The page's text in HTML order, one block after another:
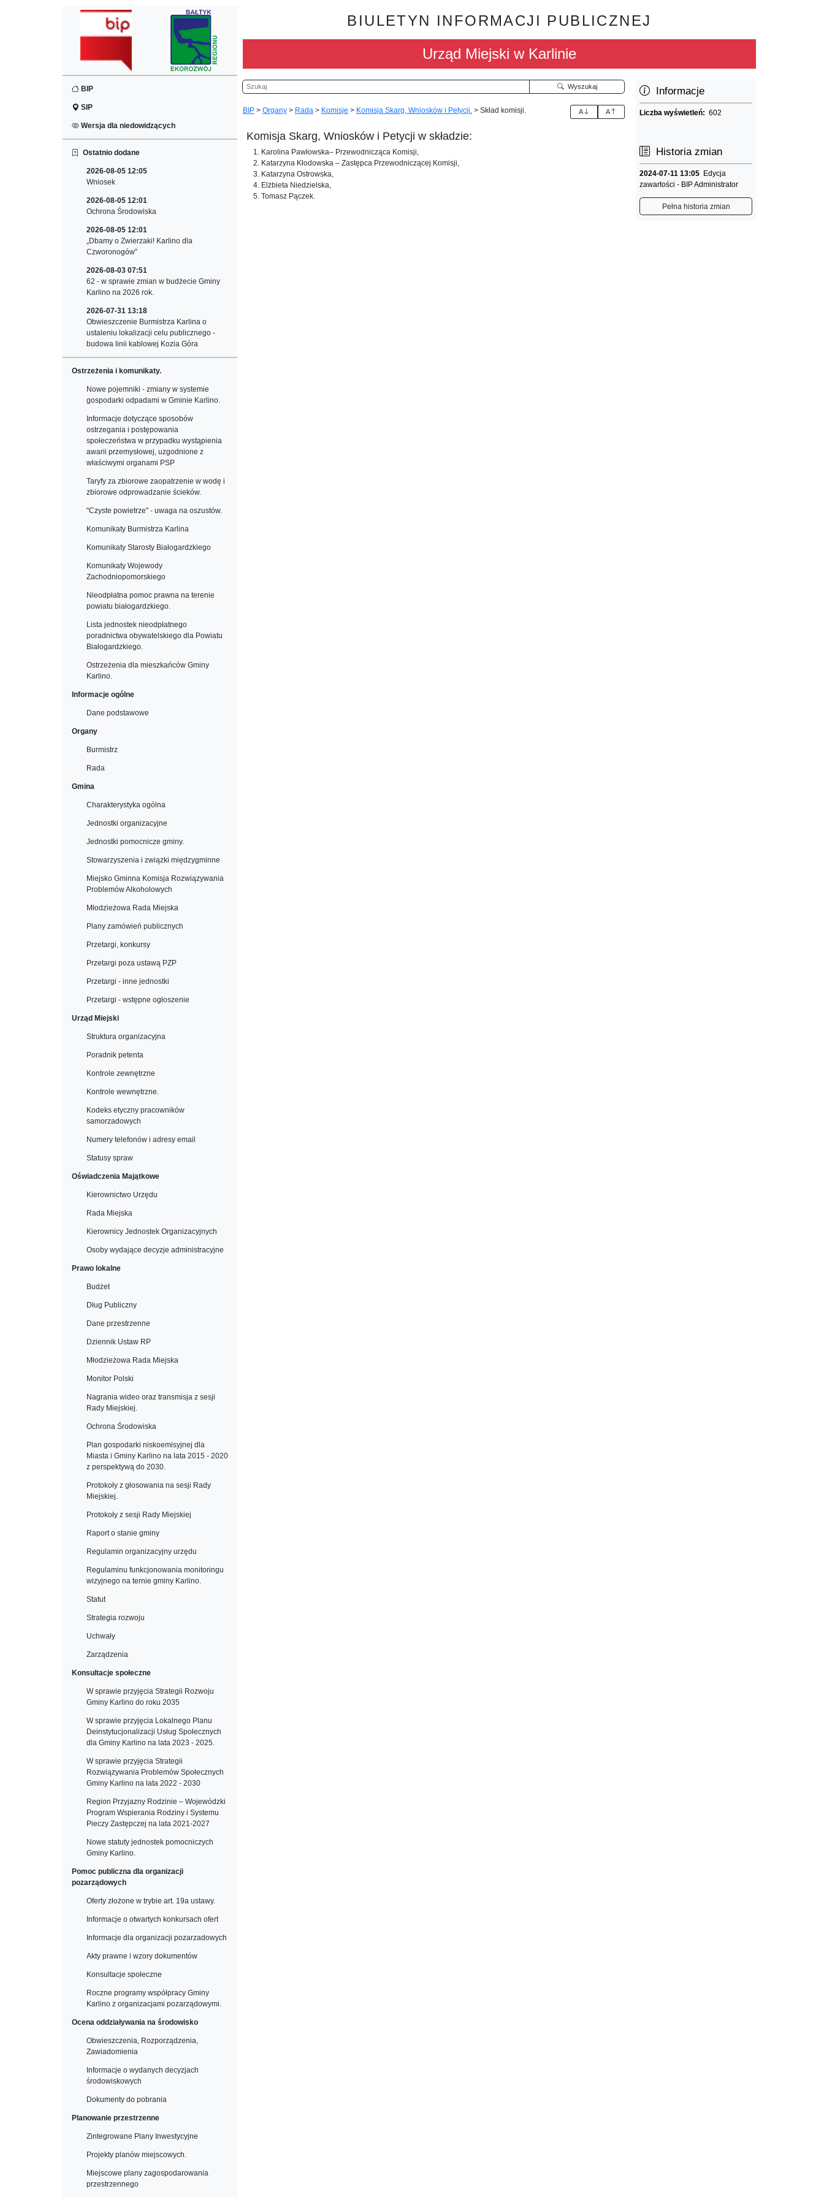
BIP
SIP
Wersja dla niedowidzących
Ostatnio dodane
2026-08-05 12:05
Wniosek
2026-08-05 12:01
Ochrona Środowiska
2026-08-05 12:01
„Dbamy o Zwierzaki! Karlino dla
Czworonogów”
2026-08-03 07:51
62 - w sprawie zmian w budżecie Gminy
Karlino na 2026 rok.
2026-07-31 13:18
Obwieszczenie Burmistrza Karlina o
ustaleniu lokalizacji celu publicznego -
budowa linii kablowej Kozia Góra
Ostrzeżenia i komunikaty.
Nowe pojemniki - zmiany w systemie
gospodarki odpadami w Gminie Karlino.
Informacje dotyczące sposobów
ostrzegania i postępowania
społeczeństwa w przypadku wystąpienia
awarii przemysłowej, uzgodnione z
właściwymi organami PSP
Taryfy za zbiorowe zaopatrzenie w wodę i
zbiorowe odprowadzanie ścieków.
"Czyste powietrze" - uwaga na oszustów.
Komunikaty Burmistrza Karlina
Komunikaty Starosty Białogardzkiego
Komunikaty Wojewody
Zachodniopomorskiego
Nieodpłatna pomoc prawna na terenie
powiatu białogardzkiego.
Lista jednostek nieodpłatnego
poradnictwa obywatelskiego dla Powiatu
Białogardzkiego.
Ostrzeżenia dla mieszkańców Gminy
Karlino.
Informacje ogólne
Dane podstawowe
Organy
Burmistrz
Rada
Gmina
Charakterystyka ogólna
Jednostki organizacyjne
Jednostki pomocnicze gminy.
Stowarzyszenia i związki międzygminne
Miejsko Gminna Komisja Rozwiązywania
Problemów Alkoholowych
Młodzieżowa Rada Miejska
Plany zamówień publicznych
Przetargi, konkursy
Przetargi poza ustawą PZP
Przetargi - inne jednostki
Przetargi - wstępne ogłoszenie
Urząd Miejski
Struktura organizacyjna
Poradnik petenta
Kontrole zewnętrzne
Kontrole wewnętrzne.
Kodeks etyczny pracowników
samorzadowych
Numery telefonów i adresy email
Statusy spraw
Oświadczenia Majątkowe
Kierownictwo Urzędu
Rada Miejska
Kierownicy Jednostek Organizacyjnych
Osoby wydające decyzje administracyjne
Prawo lokalne
Budżet
Dług Publiczny
Dane przestrzenne
Dziennik Ustaw RP
Młodzieżowa Rada Miejska
Monitor Polski
Nagrania wideo oraz transmisja z sesji
Rady Miejskiej.
Ochrona Środowiska
Plan gospodarki niskoemisyjnej dla
Miasta i Gminy Karlino na lata 2015 - 2020
z perspektywą do 2030.
Protokoły z głosowania na sesji Rady
Miejskiej.
Protokoły z sesji Rady Miejskiej
Raport o stanie gminy
Regulamin organizacyjny urzędu
Regulaminu funkcjonowania monitoringu
wizyjnego na ternie gminy Karlino.
Statut
Strategia rozwoju
Uchwały
Zarządzenia
Konsultacje społeczne
W sprawie przyjęcia Strategii Rozwoju
Gminy Karlino do roku 2035
W sprawie przyjęcia Lokalnego Planu
Deinstytucjonalizacji Usług Społecznych
dla Gminy Karlino na lata 2023 - 2025.
W sprawie przyjęcia Strategii
Rozwiązywania Problemów Społecznych
Gminy Karlino na lata 2022 - 2030
Region Przyjazny Rodzinie – Wojewódzki
Program Wspierania Rodziny i Systemu
Pieczy Zastępczej na lata 2021-2027
Nowe statuty jednostek pomocniczych
Gminy Karlino.
Pomoc publiczna dla organizacji
pozarządowych
Oferty złożone w trybie art. 19a ustawy.
Informacje o otwartych konkursach ofert
Informacje dla organizacji pozarzadowych
Akty prawne i wzory dokumentów
Konsultacje społeczne
Roczne programy współpracy Gminy
Karlino z organizacjami pozarządowymi.
Ocena oddziaływania na środowisko
Obwieszczenia, Rozporządzenia,
Zawiadomienia
Informacje o wydanych decyzjach
środowiskowych
Dokumenty do pobrania
Planowanie przestrzenne
Zintegrowane Plany Inwestycyjne
Projekty planów miejscowych.
Miejscowe plany zagospodarowania
przestrzennego
BIULETYN INFORMACJI PUBLICZNEJ
Urząd Miejski w Karlinie
Szukaj Wyszukaj
BIP > Organy > Rada > Komisje > Komisja Skarg, Wniosków i Petycji. > Skład komisji. A A
Komisja Skarg, Wniosków i Petycji w składzie:
Karolina Pawłowska– Przewodnicząca Komisji,
Katarzyna Kłodowska – Zastępca Przewodniczącej Komisji,
Katarzyna Ostrowska,
Elżbieta Niedzielska,
Tomasz Pączek.
Informacje
Liczba wyświetleń:602
Historia zmian
2024-07-11 13:05 Edycja
zawartości - BIP Administrator
Pełna historia zmian